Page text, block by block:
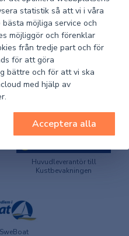
statistik så att vi i våra
möjliga service och
möjliggör och förenklar
från tredje part och för
för att göra
bättre och för att vi ska
med hjälp av
Acceptera alla
Huvudleverantör till
Kustbevakningen